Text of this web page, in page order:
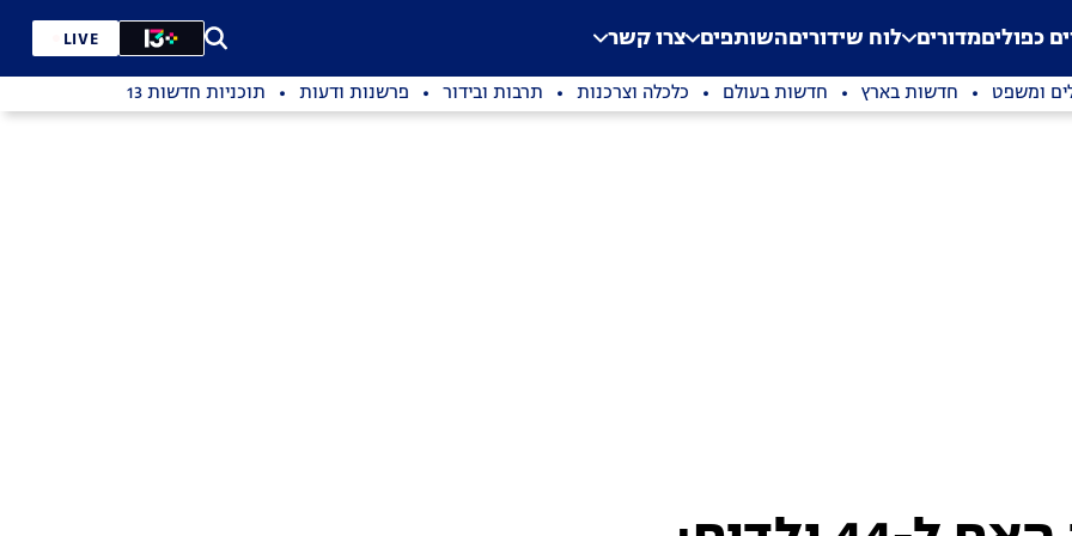
Application error: a
. כפוליםמדורים לוח שידוריםהשותפים צרו קשר LIVE
ומשפט חדשות בארץ חדשות בעולם כלכלה וצרכנות תרבות ובידור פרשנות ודעות תוכניות חדשות 13